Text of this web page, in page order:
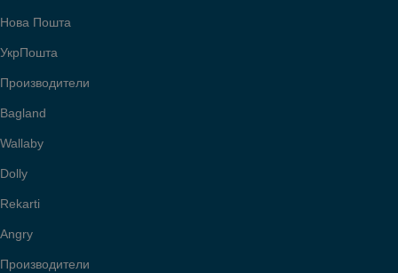
Нова Пошта
УкрПошта
Производители
Bagland
Wallaby
Dolly
Rekarti
Angry
Производители